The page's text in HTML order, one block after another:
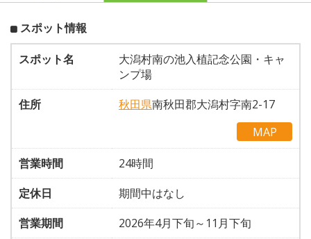
スポット情報
スポット名
大潟村南の池入植記念公園・キャ
ンプ場
住所
秋田県南秋田郡大潟村字南2-17
MAP
営業時間
24時間
定休日
期間中はなし
営業期間
2026年4月下旬～11月下旬